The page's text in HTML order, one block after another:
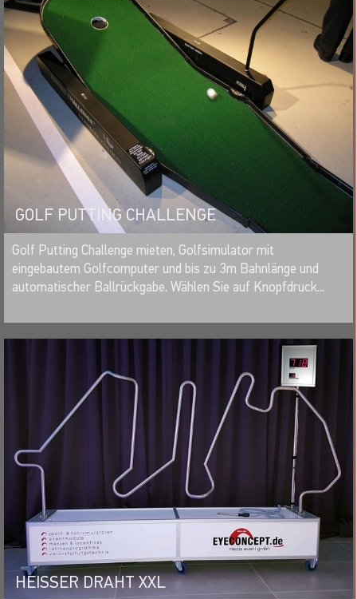
GOLF PUTTING CHALLENGE
MERKEN
Golf Putting Challenge mieten, Golfsimulator mit
eingebautem Golfcomputer und bis zu 3m Bahnlänge und
automatischer Ballrückgabe. Wählen Sie auf Knopfdruck...
HEISSER DRAHT XXL